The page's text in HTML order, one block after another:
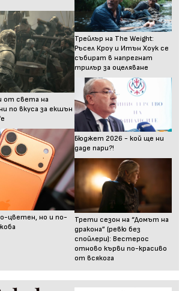
от света на
по вкуса за екшън
цветен, но и по-
Трейлър на The Weight:
Ръсел Кроу и Итън Хоук се
събират в напрегнат
трилър за оцеляване
Бюджет 2026 - кой ще ни
даде пари?!
Трети сезон на “Домът на
дракона” (ревю без
спойлери): Вестерос
отново кърви по-красиво
от всякога